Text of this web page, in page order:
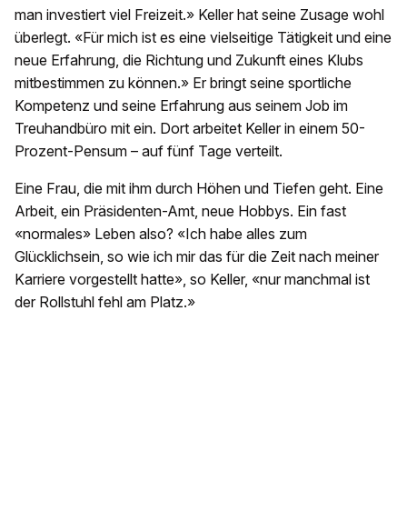
man investiert viel Freizeit.» Keller hat seine Zusage wohl
überlegt. «Für mich ist es eine vielseitige Tätigkeit und eine
neue Erfahrung, die Richtung und Zukunft eines Klubs
mitbestimmen zu können.» Er bringt seine sportliche
Kompetenz und seine Erfahrung aus seinem Job im
Treuhandbüro mit ein. Dort arbeitet Keller in einem 50-
Prozent-Pensum – auf fünf Tage verteilt.
Eine Frau, die mit ihm durch Höhen und Tiefen geht. Eine
Arbeit, ein Präsidenten-Amt, neue Hobbys. Ein fast
«normales» Leben also? «Ich habe alles zum
Glücklichsein, so wie ich mir das für die Zeit nach meiner
Karriere vorgestellt hatte», so Keller, «nur manchmal ist
der Rollstuhl fehl am Platz.»